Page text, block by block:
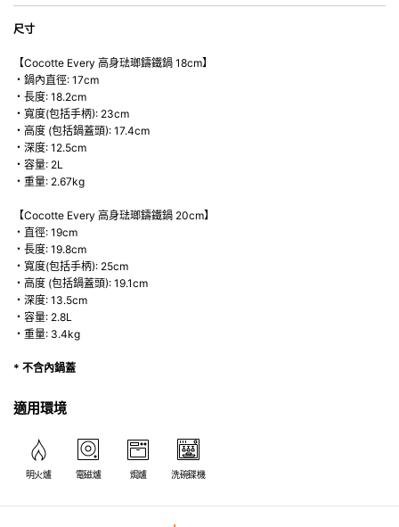
• 琺瑯抗酸鹼，不會殘留氣味，安全衛生。
尺寸
【Cocotte Every 高身琺瑯鑄鐵鍋 18cm】
・鍋內直徑: 17cm
・長度: 18.2cm
・寬度(包括手柄): 23cm
・高度 (包括鍋蓋頭): 17.4cm
・深度: 12.5cm
・容量: 2L
・重量: 2.67kg
【Cocotte Every 高身琺瑯鑄鐵鍋 20cm】
・直徑: 19cm
・長度: 19.8cm
・寬度(包括手柄): 25cm
・高度 (包括鍋蓋頭): 19.1cm
・深度: 13.5cm
・容量: 2.8L
・重量: 3.4kg
* 不含內鍋蓋
適用環境
明火爐 電磁爐 焗爐 洗碗碟機